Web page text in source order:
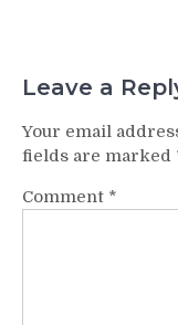
Leave a
Your email
fields are marked
Comment *